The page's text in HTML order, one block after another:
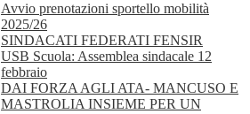
Avvio prenotazioni sportello mobilità
2025/26
SINDACATI FEDERATI FENSIR
USB Scuola: Assemblea sindacale 12
febbraio
DAI FORZA AGLI ATA- MANCUSO E
MASTROLIA INSIEME PER UN